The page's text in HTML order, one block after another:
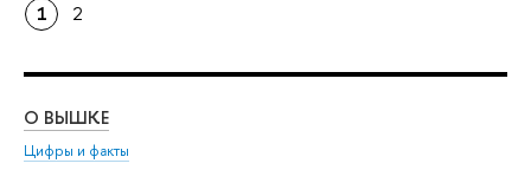
1 2
О ВЫШКЕ
Цифры и факты